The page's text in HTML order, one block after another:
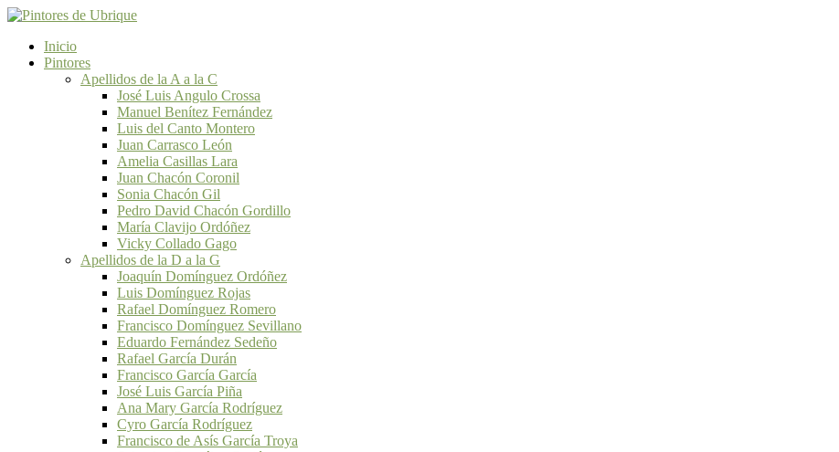
Inicio
Pintores
Apellidos de la A a la C
José Luis Angulo Crossa
Manuel Benítez Fernández
Luis del Canto Montero
Juan Carrasco León
Amelia Casillas Lara
Juan Chacón Coronil
Sonia Chacón Gil
Pedro David Chacón Gordillo
María Clavijo Ordóñez
Vicky Collado Gago
Apellidos de la D a la G
Joaquín Domínguez Ordóñez
Luis Domínguez Rojas
Rafael Domínguez Romero
Francisco Domínguez Sevillano
Eduardo Fernández Sedeño
Rafael García Durán
Francisco García García
José Luis García Piña
Ana Mary García Rodríguez
Cyro García Rodríguez
Francisco de Asís García Troya